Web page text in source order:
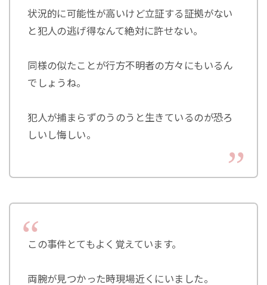
状況的に可能性が高いけど立証する証拠がない
と犯人の逃げ得なんて絶対に許せない。
同様の似たことが行方不明者の方々にもいるん
でしょうね。
犯人が捕まらずのうのうと生きているのが恐ろ
しいし悔しい。
この事件とてもよく覚えています。
両腕が見つかった時現場近くにいました。